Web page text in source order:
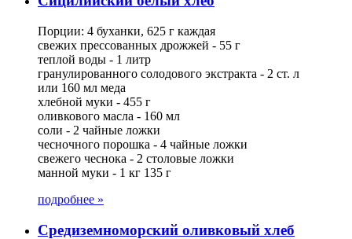
Порции: 4 буханки, 625 г каждая
свежих прессованных дрожжей - 55 г
теплой воды - 1 литр
гранулированного солодового экстракта - 2 ст. л
или 160 мл меда
хлебной муки - 455 г
оливкового масла - 160 мл
соли - 2 чайные ложки
чесночного порошка - 4 чайные ложки
свежего чеснока - 2 столовые ложки
манной муки - 1 кг 135 г
подробнее »
Средиземноморский оливковый хлеб